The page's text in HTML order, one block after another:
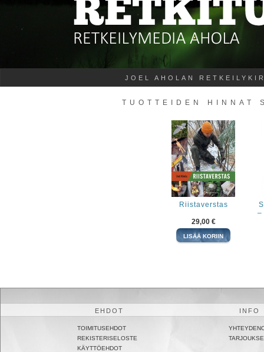
JOEL AHOLAN
TUOTTEIDEN HINNAT
Riistaverstas
29,00 €
–
EHDOT
TOIMITUSEHDOT
REKISTERISELOSTE
KÄYTTÖEHDOT
INFO